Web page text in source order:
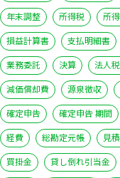
年末調整
所得税 所
損益計算書
支払明細書
業務委託
決算 法人
減価償却費
源泉徴収
確定申告
確定申告 期間
経費
総勘定元帳 見
買掛金
貸し倒れ引当金